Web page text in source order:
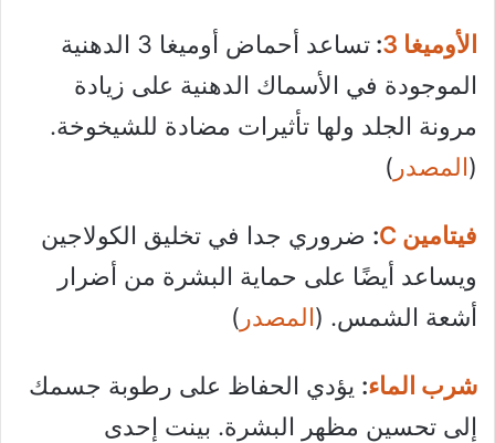
الأوميغا 3 :
تساعد أحماض أوميغا 3 الدهنية
الموجودة في الأسماك الدهنية على زيادة
مرونة الجلد ولها تأثيرات مضادة للشيخوخة.
(المصدر )
فيتامين C : ضروري جدا في تخليق الكولاجين
ويساعد أيضًا على حماية البشرة من أضرار
أشعة الشمس. (المصدر )
شرب الماء: يؤدي الحفاظ على رطوبة جسمك
إلى تحسين مظهر البشرة. بينت إحدى